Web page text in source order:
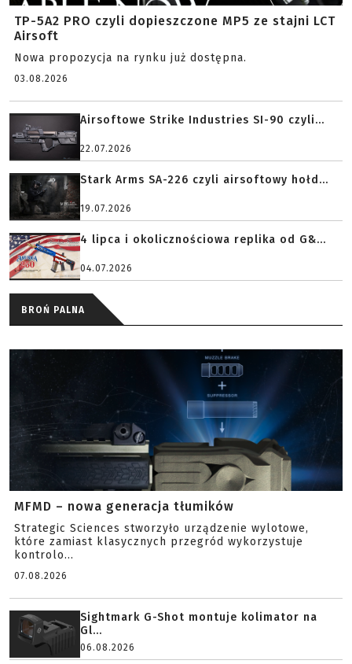
TP-5A2 PRO czyli dopieszczone MP5 ze stajni LCT
Airsoft
Nowa propozycja na rynku już dostępna.
03.08.2026
Airsoftowe Strike Industries SI-90 czyli...
22.07.2026
Stark Arms SA-226 czyli airsoftowy hołd...
19.07.2026
4 lipca i okolicznościowa replika od G&...
04.07.2026
BROŃ PALNA
MFMD – nowa generacja tłumików
Strategic Sciences stworzyło urządzenie wylotowe,
które zamiast klasycznych przegród wykorzystuje
kontrolo...
07.08.2026
Sightmark G-Shot montuje kolimator na
Gl...
06.08.2026